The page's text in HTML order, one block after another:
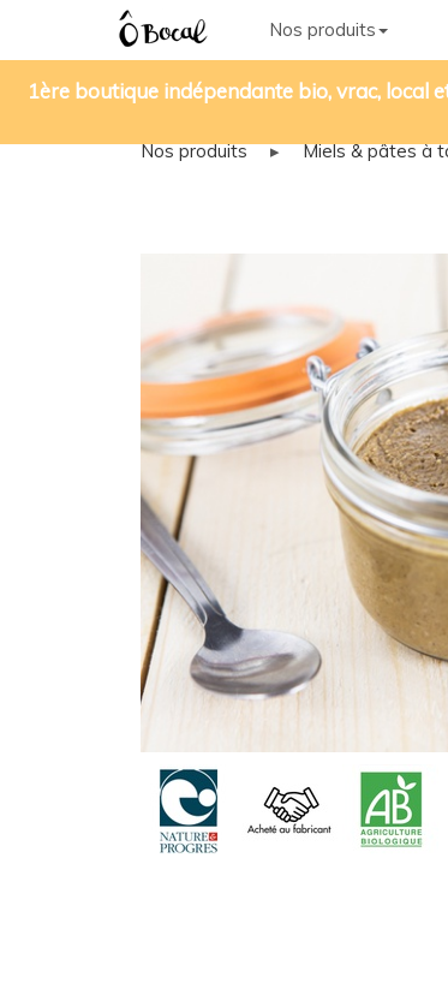
Nos produits
1ère boutique indépendante bio, vrac, local
Nos produits ▸ Miels & pâtes à